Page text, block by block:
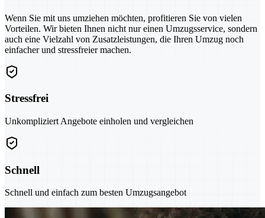
Wenn Sie mit uns umziehen möchten, profitieren Sie von vielen
Vorteilen. Wir bieten Ihnen nicht nur einen Umzugsservice, sondern
auch eine Vielzahl von Zusatzleistungen, die Ihren Umzug noch
einfacher und stressfreier machen.
Stressfrei
Unkompliziert Angebote einholen und vergleichen
Schnell
Schnell und einfach zum besten Umzugsangebot